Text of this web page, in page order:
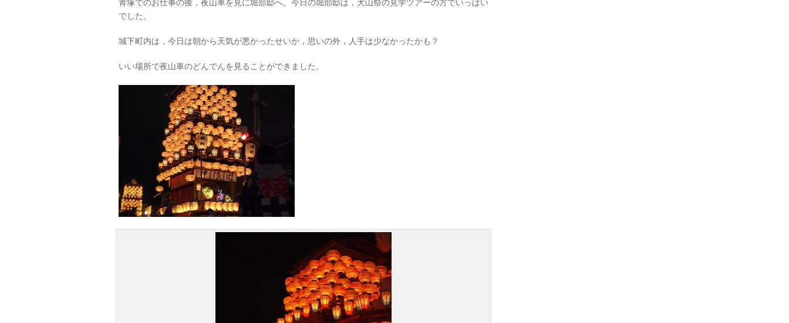
青塚でのお仕事の後，夜山車を見に堀部邸へ。今日の堀部邸は，犬山祭の見学ツアーの方でいっぱい
でした。
城下町内は，今日は朝から天気が悪かったせいか，思いの外，人手は少なかったかも？
いい場所で夜山車のどんでんを見ることができました。